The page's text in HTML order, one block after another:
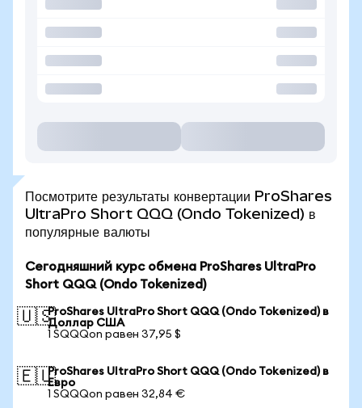
Посмотрите результаты конвертации ProShares
UltraPro Short QQQ (Ondo Tokenized) в
популярные валюты
Сегодняшний курс обмена ProShares UltraPro
Short QQQ (Ondo Tokenized)
🇺🇸ProShares UltraPro Short QQQ (Ondo Tokenized) в
Доллар США
1 SQQQon равен 37,95 $
🇪🇺ProShares UltraPro Short QQQ (Ondo Tokenized) в
Евро
1 SQQQon равен 32,84 €